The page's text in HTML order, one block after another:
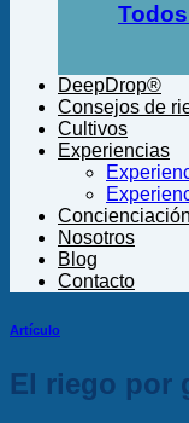
DeepDrop®
Consejos de
Cultivos
Experiencias
Concienciación
Nosotros
Blog
Contacto
Artículo
El riego por